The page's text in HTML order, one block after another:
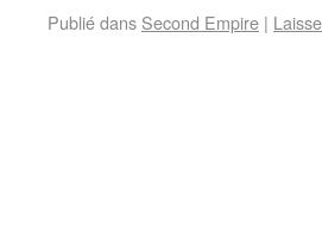
Publié dans Second Empire |